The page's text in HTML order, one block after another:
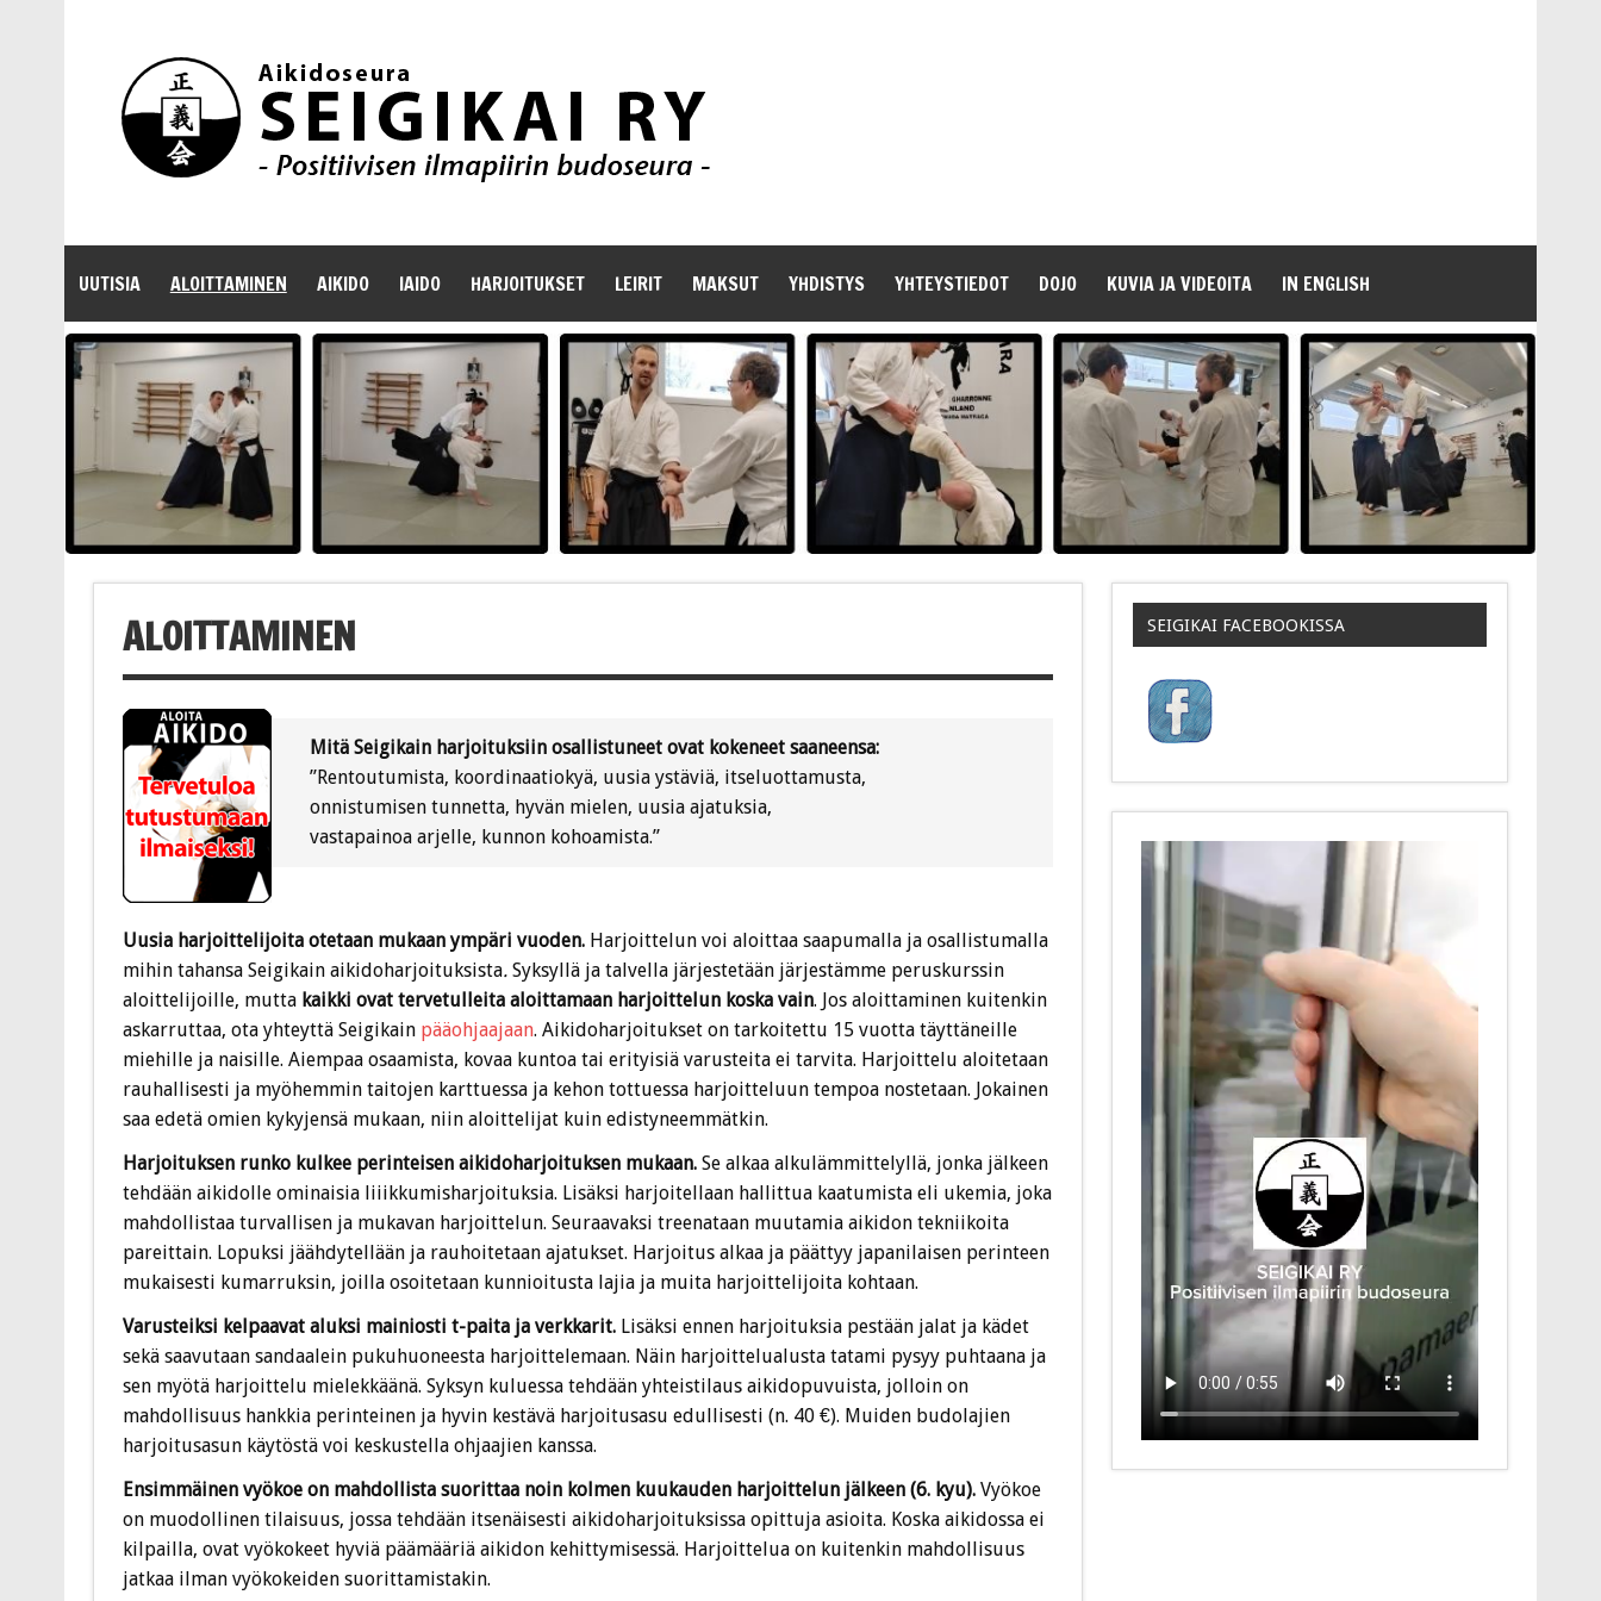
UUTISIA ALOITTAMINEN AIKIDO IAIDO HARJOITUKSET LEIRIT MAKSUT YHDISTYS YHTEYSTIEDOT DOJO KUVIA JA VIDEOITA IN ENGLISH
ALOITTAMINEN
Mitä Seigikain harjoituksiin osallistuneet ovat kokeneet saaneensa:
”Rentoutumista, koordinaatiokyä, uusia ystäviä, itseluottamusta,
onnistumisen tunnetta, hyvän mielen, uusia ajatuksia,
vastapainoa arjelle, kunnon kohoamista.”
Uusia harjoittelijoita otetaan mukaan ympäri vuoden.Harjoittelun voi aloittaa saapumalla ja osallistumalla
mihin tahansa Seigikain aikidoharjoituksista.Syksyllä ja talvella järjestetään järjestämme peruskurssin
aloittelijoille, mutta kaikki ovat tervetulleita aloittamaan harjoittelun koska vain. Jos aloittaminen kuitenkin
askarruttaa, ota yhteyttä Seigikain pääohjaajaan. Aikidoharjoitukset on tarkoitettu 15 vuotta täyttäneille
miehille ja naisille. Aiempaa osaamista, kovaa kuntoa tai erityisiä varusteita ei tarvita. Harjoittelu aloitetaan
rauhallisesti ja myöhemmin taitojen karttuessa ja kehon tottuessa harjoitteluun tempoa nostetaan. Jokainen
saa edetä omien kykyjensä mukaan, niin aloittelijat kuin edistyneemmätkin.
Harjoituksen runko kulkee perinteisen aikidoharjoituksen mukaan.Se alkaa alkulämmittelyllä, jonka jälkeen
tehdään aikidolle ominaisia liiikkumisharjoituksia. Lisäksi harjoitellaan hallittua kaatumista eli ukemia, joka
mahdollistaa turvallisen ja mukavan harjoittelun. Seuraavaksi treenataan muutamia aikidon tekniikoita
pareittain. Lopuksi jäähdytellään ja rauhoitetaan ajatukset. Harjoitus alkaa ja päättyy japanilaisen perinteen
mukaisesti kumarruksin, joilla osoitetaan kunnioitusta lajia ja muita harjoittelijoita kohtaan.
Varusteiksi kelpaavat aluksi mainiosti t-paita ja verkkarit.Lisäksi ennen harjoituksia pestään jalat ja kädet
sekä saavutaan sandaalein pukuhuoneesta harjoittelemaan. Näin harjoittelualusta tatami pysyy puhtaana ja
sen myötä harjoittelu mielekkäänä. Syksyn kuluessa tehdään yhteistilaus aikidopuvuista, jolloin on
mahdollisuus hankkia perinteinen ja hyvin kestävä harjoitusasu edullisesti (n. 40 €). Muiden budolajien
harjoitusasun käytöstä voi keskustella ohjaajien kanssa.
Ensimmäinen vyökoe on mahdollista suorittaa noin kolmen kuukauden harjoittelun jälkeen (6. kyu).Vyökoe
on muodollinen tilaisuus, jossa tehdään itsenäisesti aikidoharjoituksissa opittuja asioita. Koska aikidossa ei
kilpailla, ovat vyökokeet hyviä päämääriä aikidon kehittymisessä. Harjoittelua on kuitenkin mahdollisuus
jatkaa ilman vyökokeiden suorittamistakin.
SEIGIKAI FACEBOOKISSA